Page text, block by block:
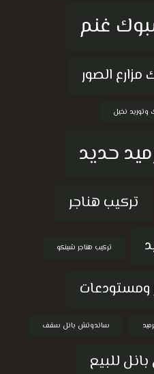
غنم
الصور
نخيل
حديد
تركيب هناجر
تركيب هناجر شينكو
ومستودعات
ساندوتش بانل سقف
للبيع